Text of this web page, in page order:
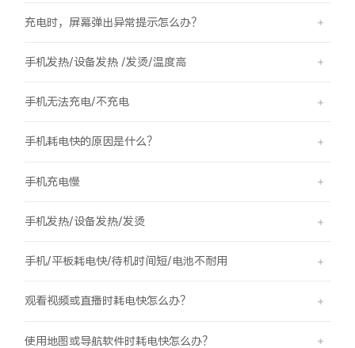
充电时，屏幕弹出异常提示怎么办？
手机发热/设备发热 /发烫/温度高
手机无法充电/不充电
手机耗电快的原因是什么？
手机充电慢
手机发热/设备发热/发烫
手机/平板耗电快/待机时间短/电池不耐用
观看视频或直播时耗电快怎么办？
使用地图或导航软件时耗电快怎么办？